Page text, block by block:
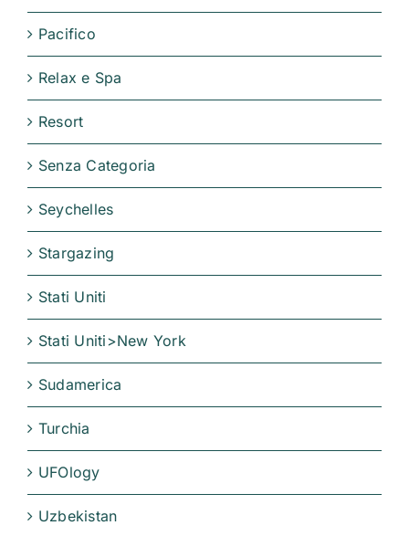
Pacifico
Relax e Spa
Resort
Senza Categoria
Seychelles
Stargazing
Stati Uniti
Stati Uniti>New York
Sudamerica
Turchia
UFOlogy
Uzbekistan